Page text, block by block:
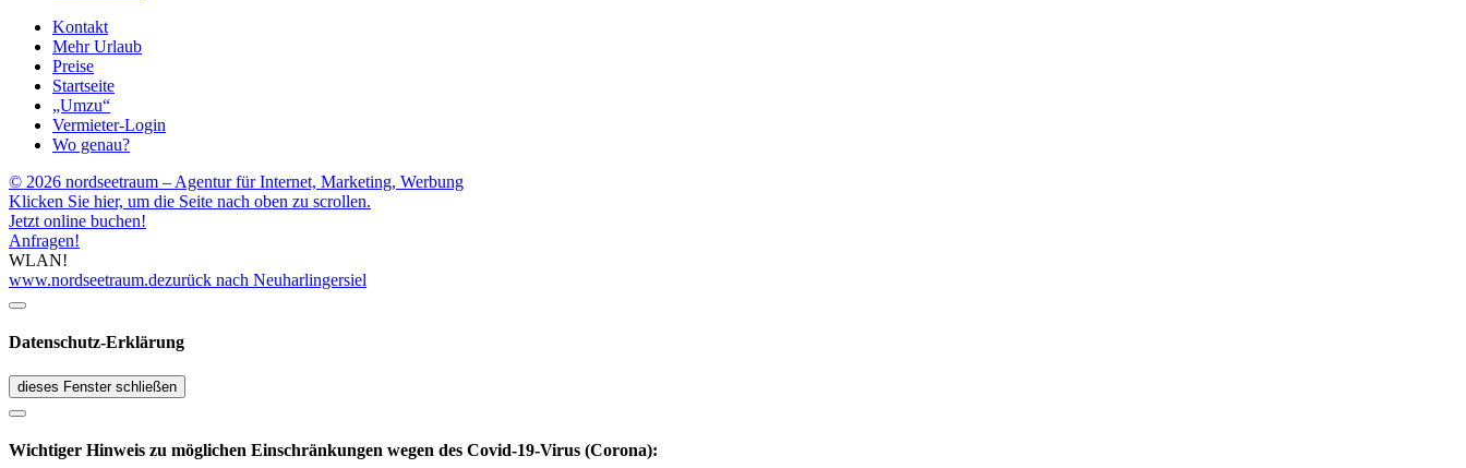
Kontakt
Mehr Urlaub
Preise
Startseite
„Umzu“
Vermieter-Login
Wo genau?
© 2026 nordseetraum – Agentur für Internet, Marketing, Werbung
Klicken Sie hier, um die Seite nach oben zu scrollen.
Jetzt online buchen!
Anfragen!
WLAN!
www.nordseetraum.dezurück nach Neuharlingersiel
Datenschutz-Erklärung
dieses Fenster schließen
Wichtiger Hinweis zu möglichen Ein­schränk­ungen wegen des Covid-19-Virus (Corona):